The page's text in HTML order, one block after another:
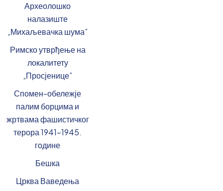
Археолошко
налазиште
„Михаљевачка шума”
Римско утврђење на
локалитету
„Просјенице”
Спомен-обележје
палим борцима и
жртвама фашистичког
терора 1941-1945.
године
Бешка
Црква Ваведења